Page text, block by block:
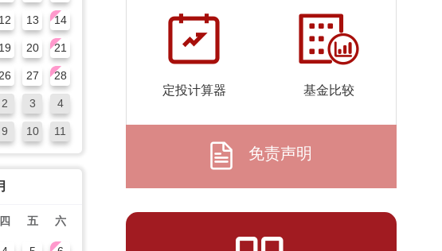
1.711
07-17
1.742 1.742
定投计算器 基金比较
免责声明